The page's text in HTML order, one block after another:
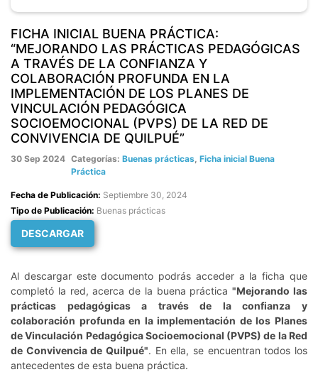
FICHA INICIAL BUENA PRÁCTICA:
“MEJORANDO LAS PRÁCTICAS PEDAGÓGICAS
A TRAVÉS DE LA CONFIANZA Y
COLABORACIÓN PROFUNDA EN LA
IMPLEMENTACIÓN DE LOS PLANES DE
VINCULACIÓN PEDAGÓGICA
SOCIOEMOCIONAL (PVPS) DE LA RED DE
CONVIVENCIA DE QUILPUÉ”
30 Sep 2024 Categorías: Buenas prácticas Ficha inicial Buena
Práctica
Fecha de Publicación: Septiembre 30, 2024
Tipo de Publicación: Buenas prácticas
DESCARGAR
Al descargar este documento podrás acceder a la ficha que
completó la red, acerca de la buena práctica"Mejorando las
prácticas pedagógicas a través de la confianza y
colaboración profunda en la implementación de los Planes
de Vinculación Pedagógica Socioemocional (PVPS) de la Red
de Convivencia de Quilpué". En ella, se encuentran todos los
antecedentes de esta buena práctica.